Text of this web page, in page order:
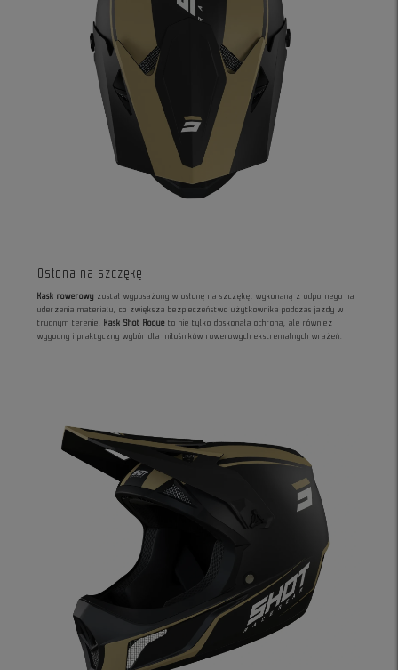
Osłona na szczękę
Kask rowerowy został wyposażony w osłonę na szczękę, wykonaną z odpornego na
uderzenia materiału, co zwiększa bezpieczeństwo użytkownika podczas jazdy w
trudnym terenie. Kask Shot Rogue to nie tylko doskonała ochrona, ale również
wygodny i praktyczny wybór dla miłośników rowerowych ekstremalnych wrażeń.